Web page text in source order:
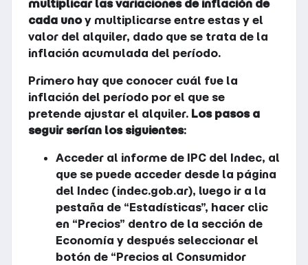
multiplicar las variaciones de inflación de
cada unoy multiplicarse entre estas y el
valor del alquiler, dado que se trata de la
inflación acumulada del período.
Primero hay que conocer cuál fue la
inflación del período por el que se
pretende ajustar el alquiler. Los pasos a
seguir serían los siguientes:
Acceder al informe de IPC del Indec, al
que se puede acceder desde la página
del Indec (indec.gob.ar), luego ir a la
pestaña de “Estadísticas”, hacer clic
en “Precios” dentro de la sección de
Economía y después seleccionar el
botón de “Precios al Consumidor